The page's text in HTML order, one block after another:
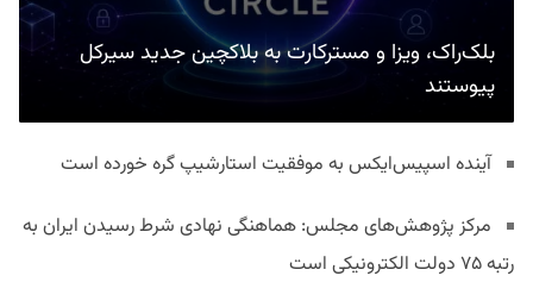
بلک‌راک، ویزا و مسترکارت به بلاکچین جدید سیرکل
پیوستند
آینده اسپیس‌ایکس به موفقیت استارشیپ گره خورده است
مرکز پژوهش‌های مجلس: هماهنگی نهادی شرط رسیدن ایران به
رتبه ۷۵ دولت الکترونیکی است